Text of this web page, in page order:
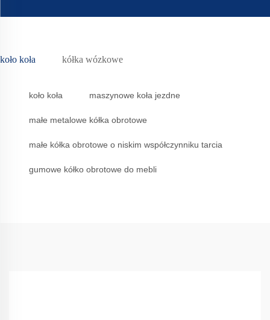
koło koła kółka wózkowe
koło koła maszynowe koła jezdne
małe metalowe kółka obrotowe
małe kółka obrotowe o niskim współczynniku tarcia
gumowe kółko obrotowe do mebli